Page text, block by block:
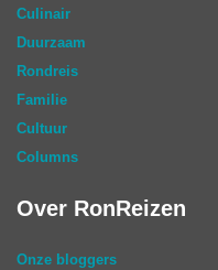
Culinair
Duurzaam
Rondreis
Familie
Cultuur
Columns
Over RonReizen
Onze bloggers